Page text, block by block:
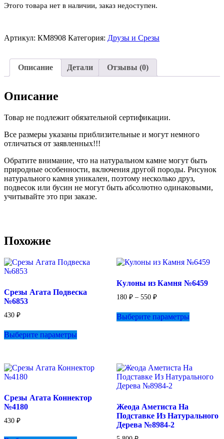
Этого товара нет в наличии, заказ недоступен.
Артикул: КМ8908 Категория: Друзы и Срезы
Описание Детали Отзывы (0)
Описание
Товар не подлежит обязательной сертификации.
Все размеры указаны приблизительные и могут немного
отличаться от заявленных!!!
Обратите внимание, что на натуральном камне могут быть
природные особенности, включения другой породы. Рисунок
натурального камня уникален, поэтому несколько друз,
подвесок или бусин не могут быть абсолютно одинаковыми,
учитывайте это при заказе.
Похожие
Срезы Агата Подвеска
№6853
430 ₽
Выберите параметры
Опции
на
Кулоны из Камня №6459
180 ₽ – 550 ₽Диапазон
180 ₽
–
Выберите параметрытовар
выбрать
на
Срезы Агата Коннектор
№4180
430 ₽
Жеода Аметиста На
Подставке Из Натурального
Дерева №8984-2